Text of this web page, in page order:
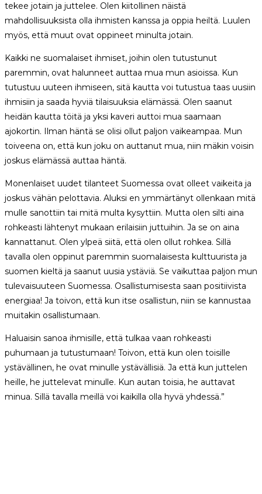
tekee jotain ja juttelee. Olen kiitollinen näistä
mahdollisuuksista olla ihmisten kanssa ja oppia heiltä. Luulen
myös, että muut ovat oppineet minulta jotain.
Kaikki ne suomalaiset ihmiset, joihin olen tutustunut
paremmin, ovat halunneet auttaa mua mun asioissa. Kun
tutustuu uuteen ihmiseen, sitä kautta voi tutustua taas uusiin
ihmisiin ja saada hyviä tilaisuuksia elämässä. Olen saanut
heidän kautta töitä ja yksi kaveri auttoi mua saamaan
ajokortin. Ilman häntä se olisi ollut paljon vaikeampaa. Mun
toiveena on, että kun joku on auttanut mua, niin mäkin voisin
joskus elämässä auttaa häntä.
Monenlaiset uudet tilanteet Suomessa ovat olleet vaikeita ja
joskus vähän pelottavia. Aluksi en ymmärtänyt ollenkaan mitä
mulle sanottiin tai mitä multa kysyttiin. Mutta olen silti aina
rohkeasti lähtenyt mukaan erilaisiin juttuihin. Ja se on aina
kannattanut. Olen ylpeä siitä, että olen ollut rohkea. Sillä
tavalla olen oppinut paremmin suomalaisesta kulttuurista ja
suomen kieltä ja saanut uusia ystäviä. Se vaikuttaa paljon mun
tulevaisuuteen Suomessa. Osallistumisesta saan positiivista
energiaa! Ja toivon, että kun itse osallistun, niin se kannustaa
muitakin osallistumaan.
Haluaisin sanoa ihmisille, että tulkaa vaan rohkeasti
puhumaan ja tutustumaan! Toivon, että kun olen toisille
ystävällinen, he ovat minulle ystävällisiä. Ja että kun juttelen
heille, he juttelevat minulle. Kun autan toisia, he auttavat
minua. Sillä tavalla meillä voi kaikilla olla hyvä yhdessä.”